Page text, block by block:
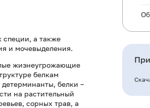
специи, а также
и мочевыделения.
жизнеугрожающие
белкам
белки –
на растительный
сорных трав, а